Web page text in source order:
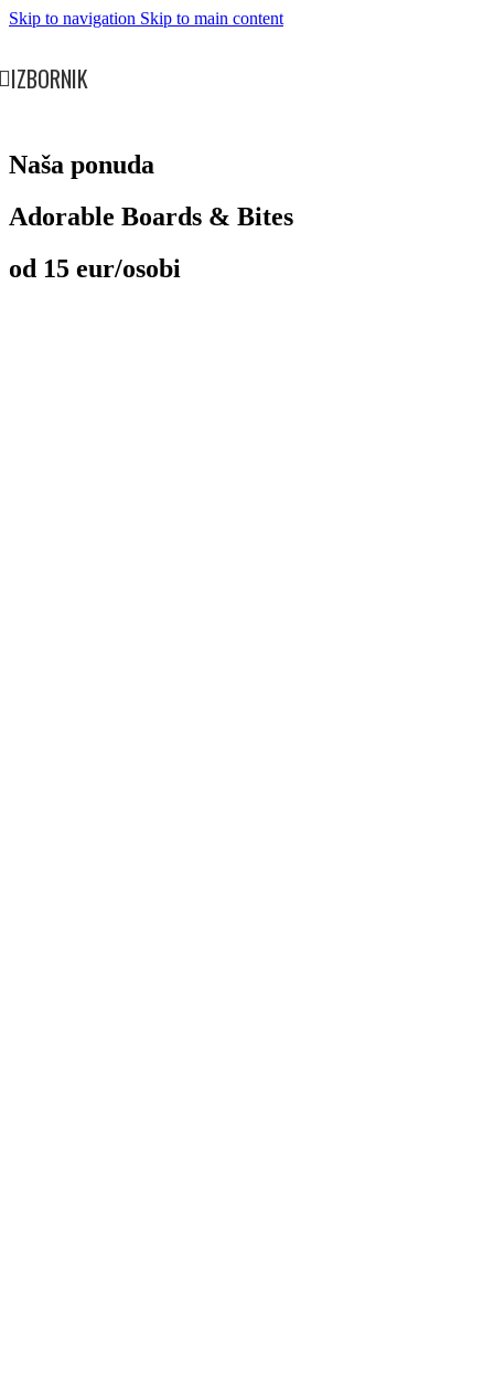
Skip to navigation Skip to main content
IZBORNIK
Naša ponuda
Adorable Boards & Bites
od 15 eur/osobi